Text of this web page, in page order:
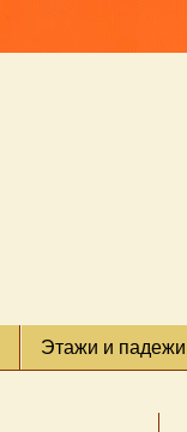
Этажи и падежи